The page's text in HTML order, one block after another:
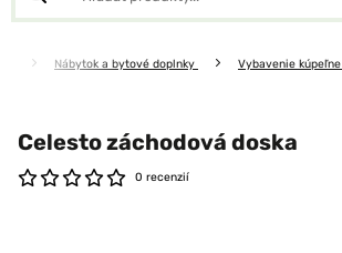
Nábytok a bytové doplnky Vybavenie kúpeľne
Celesto záchodová doska
0 recenzií